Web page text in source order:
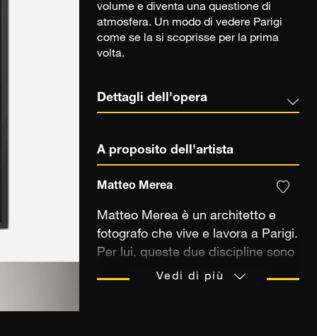
volume e diventa una questione di
atmosfera. Un modo di vedere Parigi
come se la si scoprisse per la prima
volta.
Dettagli dell'opera
A proposito dell'artista
Matteo Merea
Matteo Merea è un architetto e
fotografo che vive e lavora a Parigi.
Per lui, queste due discipline sono
inseparabili: l'una alimenta l'altra e
Vedi di più